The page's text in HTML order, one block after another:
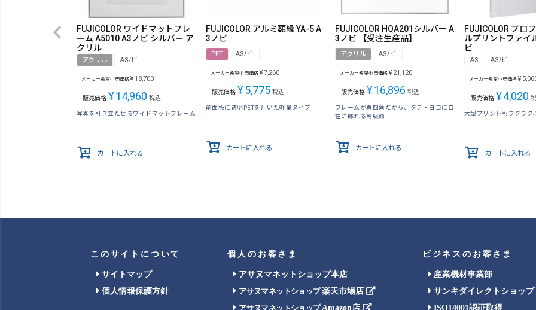
FUJICOLOR ワイドマットフレ
ーム A5010 A3ノビ シルバー ア
クリル
アクリル A3ﾉﾋﾞ
メーカー希望小売価格 ¥ 18,700
販売価格 ¥14,960 税込
写真を引き立たせるワイドマットフレーム
カートに入れる
FUJICOLOR アルミ額縁 YA-5 A
3ノビ
PET A3ﾉﾋﾞ
メーカー希望小売価格 ¥7,260
販売価格 ¥5,775 税込
前面板に透明PETを用いた軽量タイプ
カートに入れる
FUJICOLOR HQA201シルバー A
3ノビ 【受注生産品】
アクリル A3ﾉﾋﾞ
メーカー希望小売価格 ¥ 21,120
販売価格 ¥16,896 税込
フレームが真四角だから、タテ・ヨコに自
在に飾れる高級額
カートに入れる
FUJICOLOR プロ
ルプリントファイ
ビ
A3 A3ﾉﾋﾞ
メーカー希望小売価格 ¥
販売価格 ¥4,020
大型プリントもラクラク
カートに入れる
このサイトについて
サイトマップ
個人情報保護方針
個人のお客さま
アサヌマネットショップ本店
アサヌマネットショップ楽天市場店
Amazon店
ビジネスのお客さま
産業機材事業部
サンキダイレクトショップ
ISO14001認証取得